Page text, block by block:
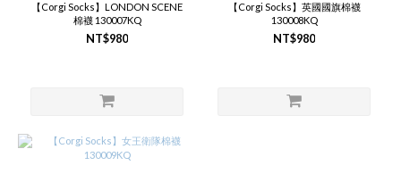
【Corgi Socks】LONDON SCENE
棉襪 130007KQ
NT$980
【Corgi Socks】英國國旗棉襪
130008KQ
NT$980